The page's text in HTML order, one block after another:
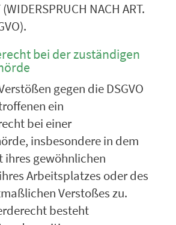
NACH ART.
bei der zuständigen
gegen die DSGVO
ein
bei einer
insbesondere in dem
ihres gewöhnlichen
Arbeitsplatzes oder des
Verstoßes zu.
besteht